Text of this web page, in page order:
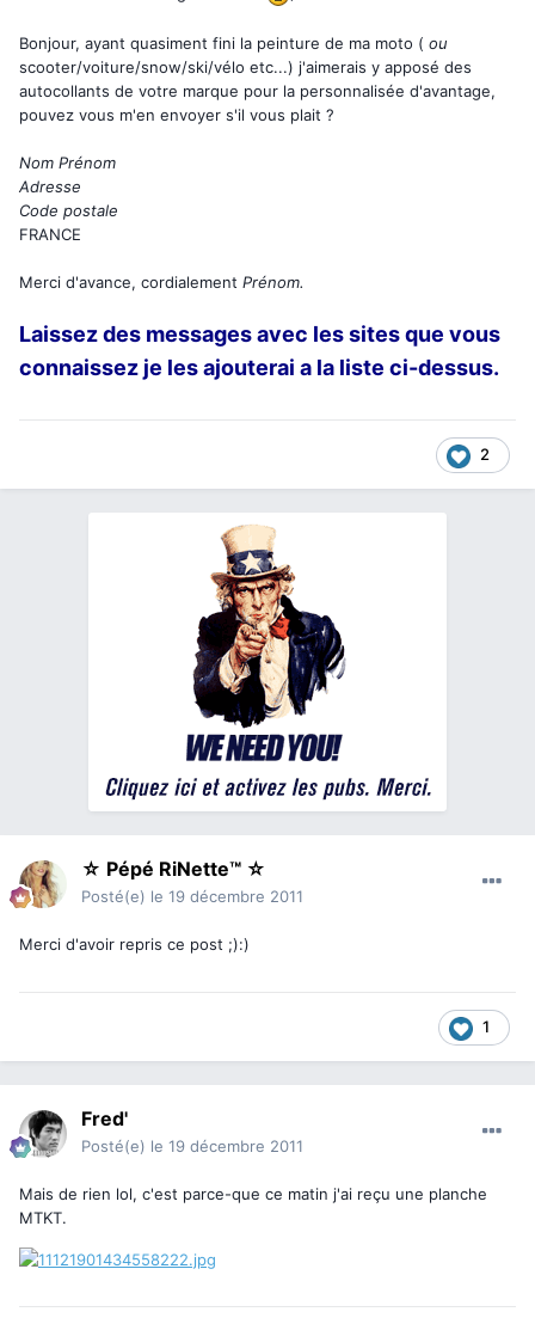
Bonjour, ayant quasiment fini la peinture de ma moto ( ou
scooter/voiture/snow/ski/vélo etc...) j'aimerais y apposé des
autocollants de votre marque pour la personnalisée d'avantage,
pouvez vous m'en envoyer s'il vous plait ?
Nom Prénom
Adresse
Code postale
FRANCE
Merci d'avance, cordialement Prénom.
Laissez des messages avec les sites que vous
connaissez je les ajouterai a la liste ci-dessus.
2
☆ Pépé RiNette™ ☆
Posté(e) le 19 décembre 2011
Merci d'avoir repris ce post ;):)
1
Fred'
Posté(e) le 19 décembre 2011
Mais de rien lol, c'est parce-que ce matin j'ai reçu une planche
MTKT.